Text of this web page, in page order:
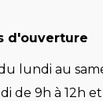
d'ouverture
lundi au
de 9h à 12h